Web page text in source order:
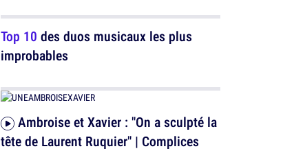
Top 10 des duos musicaux les plus
improbables
tête de Laurent Ruquier" | Complices